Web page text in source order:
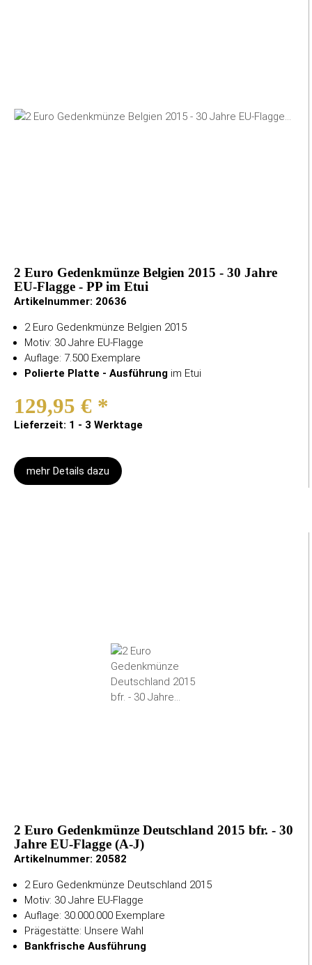
2 Euro Gedenkmünze Belgien 2015 - 30 Jahre
EU-Flagge - PP im Etui
Artikelnummer: 20636
2 Euro Gedenkmünze Belgien 2015
Motiv: 30 Jahre EU-Flagge
Auflage: 7.500 Exemplare
Polierte Platte - Ausführung im Etui
129,95 € *
Lieferzeit: 1 - 3 Werktage
mehr Details dazu
2 Euro Gedenkmünze Deutschland 2015 bfr. - 30
Jahre EU-Flagge (A-J)
Artikelnummer: 20582
2 Euro Gedenkmünze Deutschland 2015
Motiv: 30 Jahre EU-Flagge
Auflage: 30.000.000 Exemplare
Prägestätte: Unsere Wahl
Bankfrische Ausführung